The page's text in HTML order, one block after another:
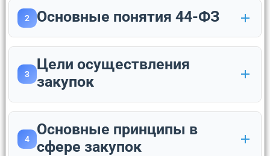
2 Основные понятия 44-ФЗ
3
Цели осуществления
закупок
4
Основные принципы в
сфере закупок